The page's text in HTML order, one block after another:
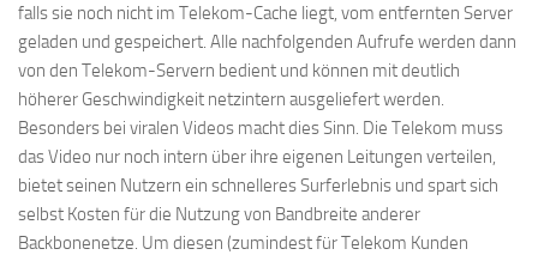
falls sie noch nicht im Telekom-Cache liegt, vom entfernten Server
geladen und gespeichert. Alle nachfolgenden Aufrufe werden dann
von den Telekom-Servern bedient und können mit deutlich
höherer Geschwindigkeit netzintern ausgeliefert werden.
Besonders bei viralen Videos macht dies Sinn. Die Telekom muss
das Video nur noch intern über ihre eigenen Leitungen verteilen,
bietet seinen Nutzern ein schnelleres Surferlebnis und spart sich
selbst Kosten für die Nutzung von Bandbreite anderer
Backbonenetze. Um diesen (zumindest für Telekom Kunden